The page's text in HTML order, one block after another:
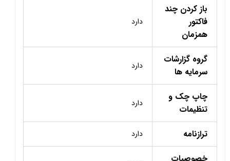
باز کردن چند
فاکتور
همزمان
دارد
گروه گزارشات
سرمایه ها
دارد
چاپ چک و
تنظیمات
دارد
ترازنامه دارد